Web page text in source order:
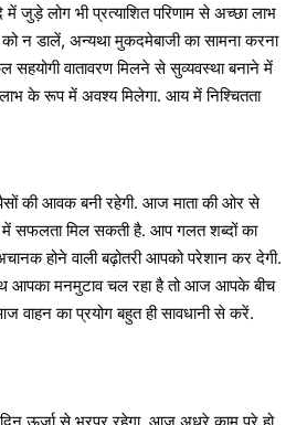
जुड़े लोग भी प्रत्याशित परिणाम से अच्छा लाभ
न डालें, अन्यथा मुकदमेबाजी का सामना करना
सहयोगी वातावरण मिलने से सुव्यवस्था बनाने में
के रूप में अवश्य मिलेगा. आय में निश्चितता
की आवक बनी रहेगी. आज माता की ओर से
में सफलता मिल सकती है. आप गलत शब्दों का
होने वाली बढ़ोतरी आपको परेशान कर देगी.
आपका मनमुटाव चल रहा है तो आज आपके बीच
वाहन का प्रयोग बहुत ही सावधानी से करें.
ऊर्जा से भरपूर रहेगा. आज अधूरे काम पूरे हो